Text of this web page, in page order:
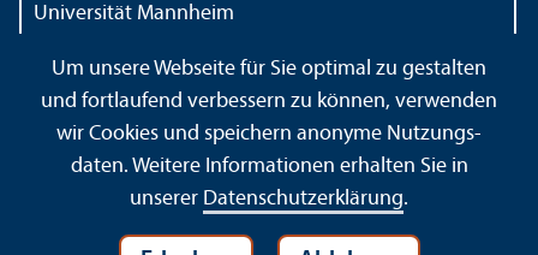
Universität Mannheim
Kontakt Impressum Datenschutz
Barrierefreiheit
Gebärdensprache
Leichte Sprache
Sitemap
Hausordnung
Sicherheit und Notfälle
Um unsere Webseite für Sie optimal zu gestalten
und fortlaufend verbessern zu können, verwenden
wir Cookies und speichern anonyme Nutzungs­
daten. Weitere Informationen erhalten Sie in
unserer Datenschutz­erklärung.